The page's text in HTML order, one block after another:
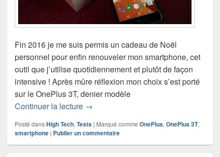
Fin 2016 je me suis permis un cadeau de Noël
personnel pour enfin renouveler mon smartphone, cet
outil que j’utilise quotidiennement et plutôt de façon
intensive ! Après mûre réflexion mon choix s’est porté
sur le OnePlus 3T, denier modèle
Continuer la lecture Nouveau smartphone : mon avis sur
→
Posté dansHigh Tech, Tests | Marqué comme OnePlus, OnePlus 3T,
smartphone | Publier un commentaire